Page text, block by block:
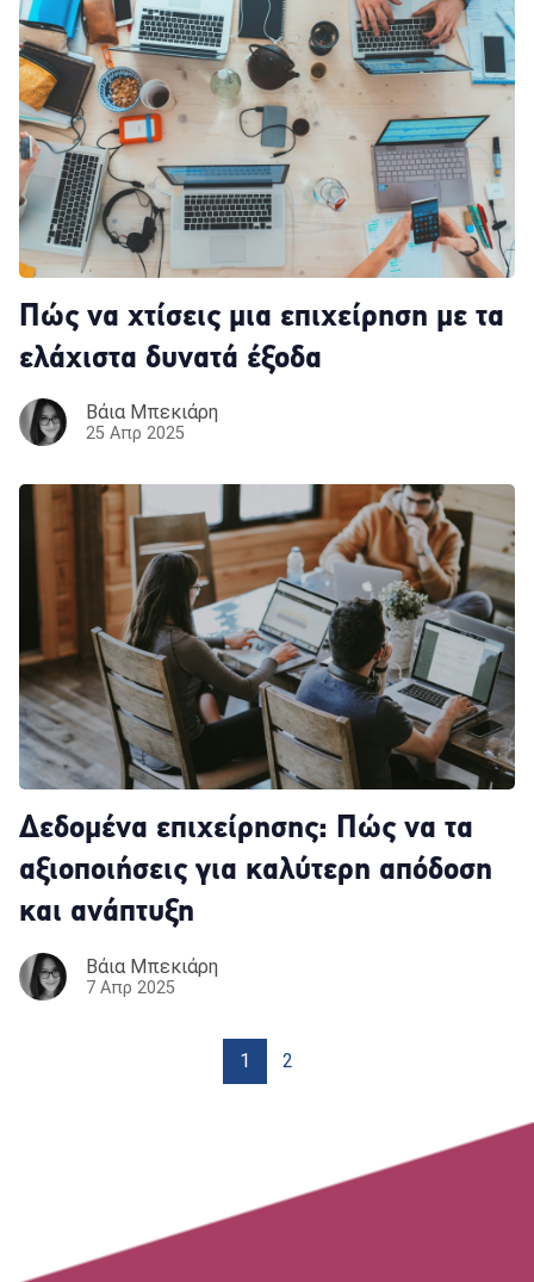
Πώς να χτίσεις μια επιχείρηση με τα
ελάχιστα δυνατά έξοδα
Βάια Μπεκιάρη
25 Απρ 2025
Δεδομένα επιχείρησης: Πώς να τα
αξιοποιήσεις για καλύτερη απόδοση
και ανάπτυξη
Βάια Μπεκιάρη
7 Απρ 2025
1 2